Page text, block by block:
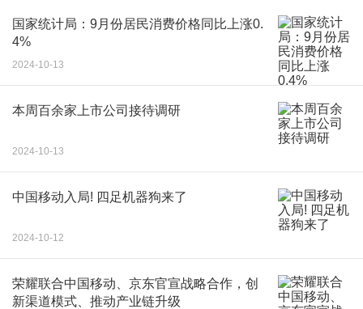
国家统计局：9月份居民消费价格同比上涨0.
4%
2024-10-13
本周百余家上市公司接待调研
2024-10-13
中国移动入局! 四足机器狗来了
2024-10-12
荣耀联合中国移动、京东官宣战略合作，创
新渠道模式、推动产业链升级